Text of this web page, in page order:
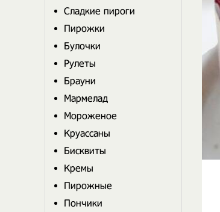
Сладкие пироги
Пирожки
Булочки
Рулеты
Брауни
Мармелад
Мороженое
Круассаны
Бисквиты
Кремы
Пирожные
Пончики